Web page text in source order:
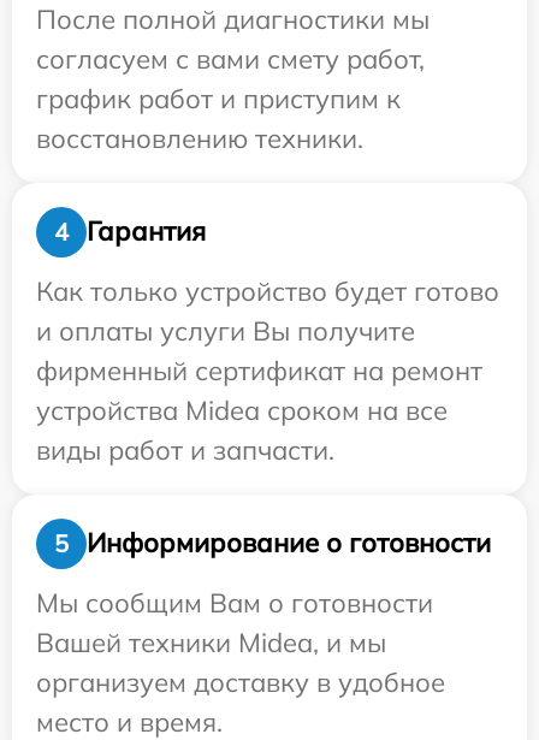
После полной диагностики мы
согласуем с вами смету работ,
график работ и приступим к
восстановлению техники.
4
Гарантия
Как только устройство будет готово
и оплаты услуги Вы получите
фирменный сертификат на ремонт
устройства Midea сроком на все
виды работ и запчасти.
5
Информирование о готовности
Мы сообщим Вам о готовности
Вашей техники Midea, и мы
организуем доставку в удобное
место и время.